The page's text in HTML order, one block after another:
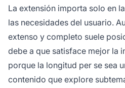
La extensión importa solo en
las necesidades del usuario.
extenso y completo suele
debe a que satisface mejor la
porque la longitud per se sea
contenido que explore